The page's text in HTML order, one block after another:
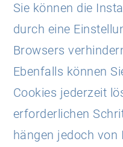
Sie können die
durch eine
Browsers
Ebenfalls können
Cookies jederzeit
erforderlichen
hängen jedoch